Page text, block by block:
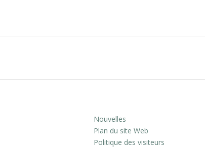
Nouvelles
Plan du site Web
Politique des visiteurs